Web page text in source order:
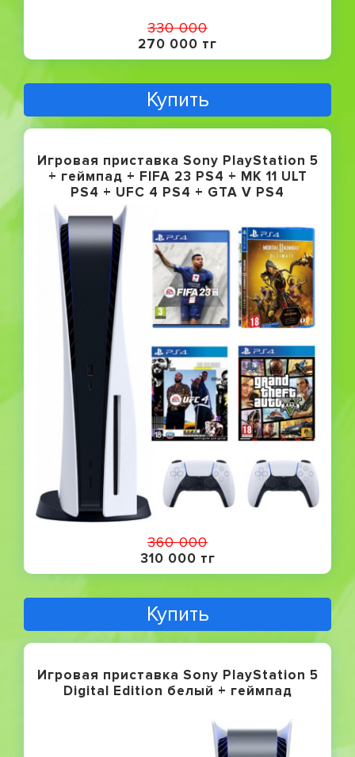
330 000
270 000 тг
Купить
Игровая приставка Sony PlayStation 5
+ геймпад + FIFA 23 PS4 + MK 11 ULT
PS4 + UFC 4 PS4 + GTA V PS4
360 000
310 000 тг
Купить
Игровая приставка Sony PlayStation 5
Digital Edition белый + геймпад